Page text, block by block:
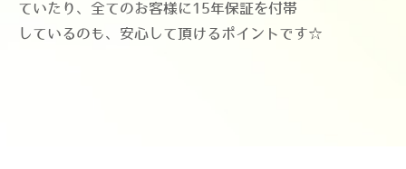
ていたり、全てのお客様に15年保証を付帯
しているのも、安心して頂けるポイントです☆​​​